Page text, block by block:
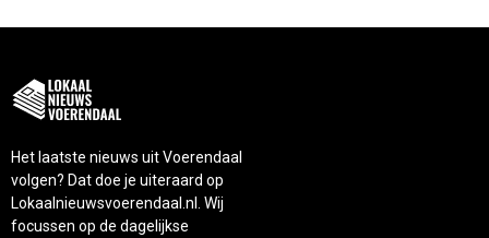
Het laatste nieuws uit Voerendaal
volgen? Dat doe je uiteraard op
Lokaalnieuwsvoerendaal.nl. Wij
focussen op de dagelijkse